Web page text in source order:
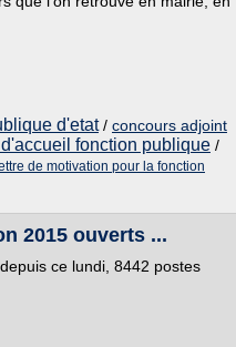
d'etat/ concours adjoint
fonction publique /
de motivation pour la fonction
2015 ouverts ...
ce lundi, 8442 postes